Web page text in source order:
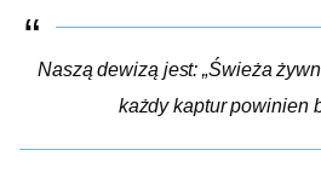
Naszą dewizą jest: „Świeża
każdy kaptur powinien